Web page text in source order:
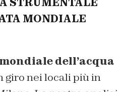
MONDIALE
dell’acqua
giro nei locali più in